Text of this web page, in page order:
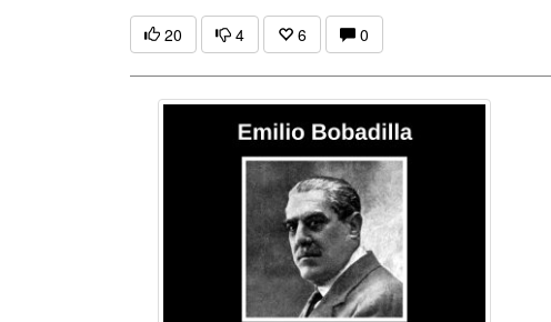
20 4 6 0